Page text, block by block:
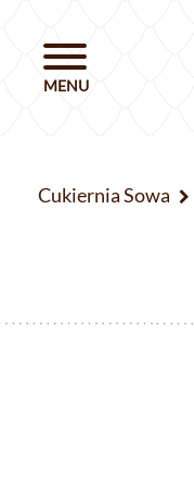
Cukiernia Sowa